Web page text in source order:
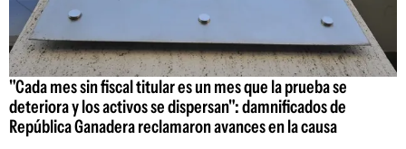
"Cada mes sin fiscal titular es un mes que la prueba se
deteriora y los activos se dispersan": damnificados de
República Ganadera reclamaron avances en la causa